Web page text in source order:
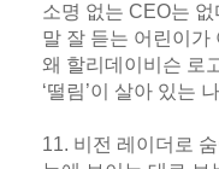
소명 없는 CEO는 없
말 잘 듣는 어린이가
왜 할리데이비슨 로
‘떨림’이 살아 있는
11. 비전 레이더로